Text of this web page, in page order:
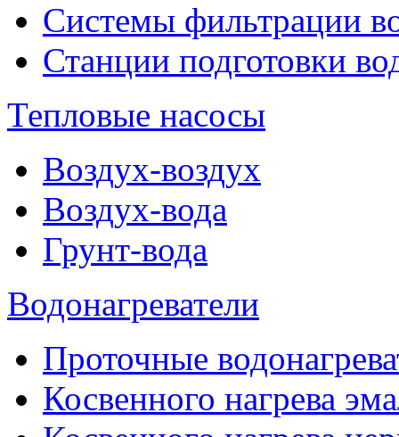
Системы фильтрации
Станции подготовки
Тепловые насосы
Воздух-воздух
Воздух-вода
Грунт-вода
Водонагреватели
Проточные
Косвенного нагрева